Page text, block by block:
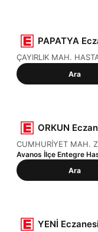
PAPATYA
ÇAYIRLIK MAH.
Ara
ORKUN
CUMHURİYET MAH.
Avanos İlçe Entegre
Ara
YENİ Eczanesi